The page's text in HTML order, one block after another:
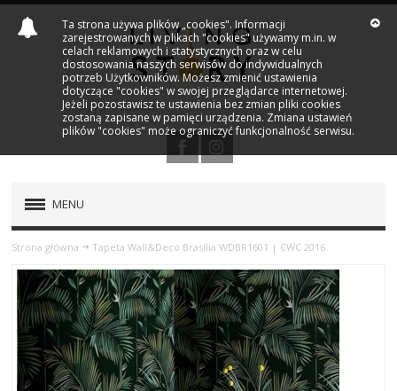
MENU
PRODUKTY
NOWOŚCI
MARKI
OUTLET
Strona główna Tapeta Wall&Deco Brasilia WDBR1601 | CWC 2016
Ta strona używa plików „cookies". Informacji
zarejestrowanych w plikach "cookies" używamy m.in. w
celach reklamowych i statystycznych oraz w celu
dostosowania naszych serwisów do indywidualnych
potrzeb Użytkowników. Możesz zmienić ustawienia
dotyczące "cookies" w swojej przeglądarce internetowej.
Jeżeli pozostawisz te ustawienia bez zmian pliki cookies
zostaną zapisane w pamięci urządzenia. Zmiana ustawień
plików "cookies" może ograniczyć funkcjonalność serwisu.